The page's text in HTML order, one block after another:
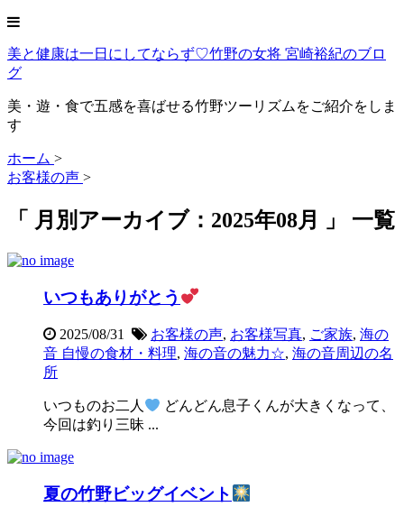
美と健康は一日にしてならず♡竹野の女将 宮崎裕紀のブロ
グ
美・遊・食で五感を喜ばせる竹野ツーリズムをご紹介をしま
す
ホーム >
お客様の声 >
「 月別アーカイブ：2025年08月 」 一覧
いつもありがとう
2025/08/31 お客様の声, お客様写真, ご家族, 海の
音 自慢の食材・料理, 海の音の魅力☆, 海の音周辺の名
所
いつものお二人
どんどん息子くんが大きくなって、
今回は釣り三昧 ...
夏の竹野ビッグイベント